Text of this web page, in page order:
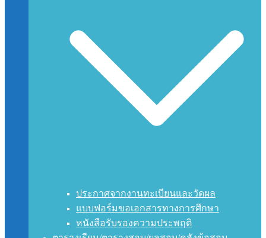
ประกาศจากงานทะเบียนและวัดผล
แบบฟอร์มขอเอกสารทางการศึกษา
หนังสือรับรองความประพฤติ